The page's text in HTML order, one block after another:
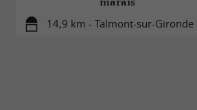
14,9 km - Talmont-sur-Gironde